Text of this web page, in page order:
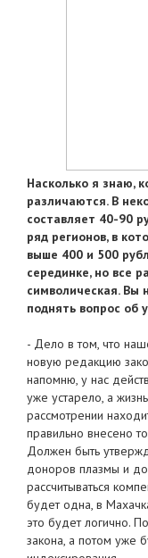
Насколько я знаю,
различаются. В
составляет 40-90
ряд регионов, в
выше 400 и 500
серединке, но все
символическая. Вы
поднять вопрос об
- Дело в том, что
новую редакцию
напомню, у нас
уже устарело, а
рассмотрении
правильно внесено
Должен быть
доноров плазмы и
рассчитываться
будет одна, в
это будет логично.
закона, а потом уже